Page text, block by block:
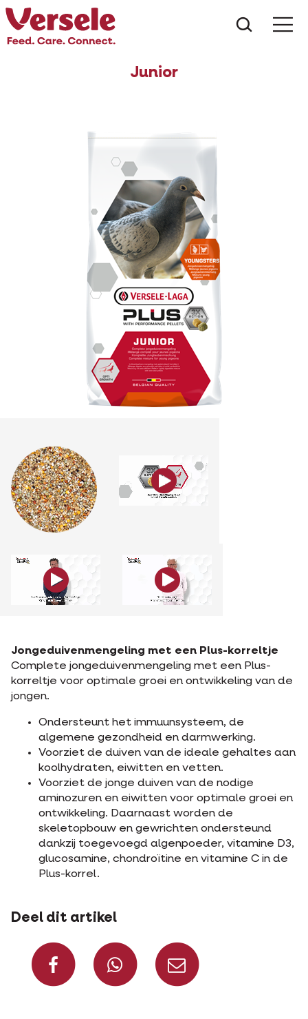
Junior
Jongeduivenmengeling met een Plus-korreltje
Complete jongeduivenmengeling met een Plus-
korreltje voor optimale groei en ontwikkeling van de
jongen.
Ondersteunt het immuunsysteem, de
algemene gezondheid en darmwerking.
Voorziet de duiven van de ideale gehaltes aan
koolhydraten, eiwitten en vetten.
Voorziet de jonge duiven van de nodige
aminozuren en eiwitten voor optimale groei en
ontwikkeling. Daarnaast worden de
skeletopbouw en gewrichten ondersteund
dankzij toegevoegd algenpoeder, vitamine D3,
glucosamine, chondroïtine en vitamine C in de
Plus-korrel.
Deel dit artikel
Deel op Facebook
Deel via